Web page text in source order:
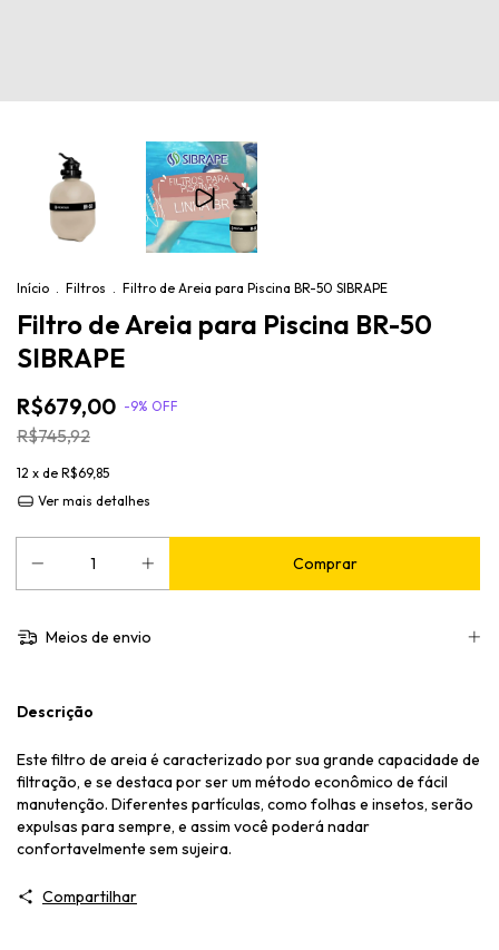
Início . Filtros . Filtro de Areia para Piscina BR-50 SIBRAPE
Filtro de Areia para Piscina BR-50
SIBRAPE
R$679,00 -9% OFF
R$745,92
12 x de R$69,85
Ver mais detalhes
Meios de envio
Descrição
Este filtro de areia é caracterizado por sua grande capacidade de
filtração, e se destaca por ser um método econômico de fácil
manutenção. Diferentes partículas, como folhas e insetos, serão
expulsas para sempre, e assim você poderá nadar
confortavelmente sem sujeira.
Compartilhar